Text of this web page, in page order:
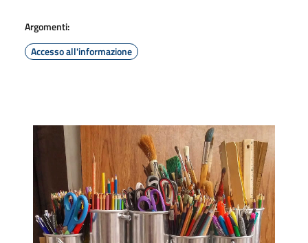
Argomenti:
Accesso all'informazione